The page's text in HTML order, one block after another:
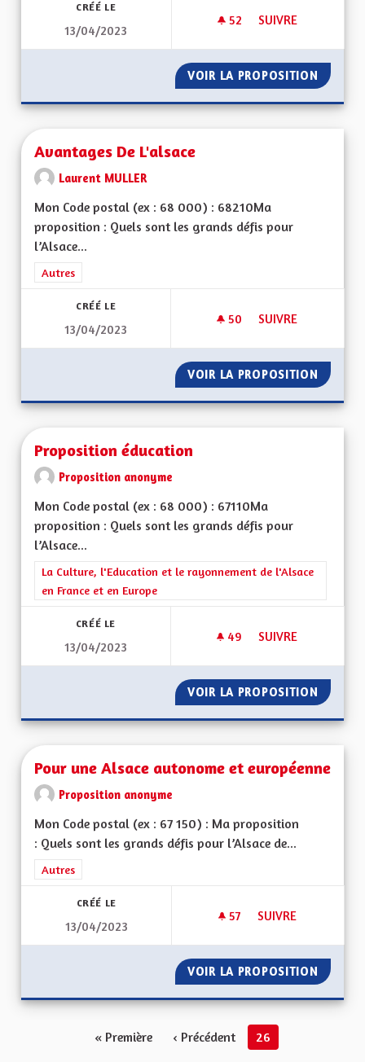
CRÉÉ LE
13/04/2023
52 52 ABONNÉS
SUIVRE
VOIR LA PROPOSITION MA
Avantages De L'alsace
Laurent MULLER
Mon Code postal (ex : 68 000) : 68210Ma
proposition : Quels sont les grands défis pour
l’Alsace...
Filtrer les résultats de la catégorie : Autres
Autres
CRÉÉ LE
13/04/2023
50 50 ABONNÉS
SUIVRE
VOIR LA PROPOSITION
Proposition éducation
Proposition anonyme
Mon Code postal (ex : 68 000) : 67110Ma
proposition : Quels sont les grands défis pour
l’Alsace...
Filtrer les résultats de la catégorie : La Culture, l'Education et
La Culture, l'Education et le rayonnement de l'Alsace
en France et en Europe
CRÉÉ LE
13/04/2023
49 49 ABONNÉS
SUIVRE
VOIR LA PROPOSITION
Pour une Alsace autonome et européenne
Proposition anonyme
Mon Code postal (ex : 67 150) : Ma proposition
: Quels sont les grands défis pour l’Alsace de...
Filtrer les résultats de la catégorie : Autres
Autres
CRÉÉ LE
13/04/2023
57 57 ABONNÉS
SUIVRE
VOIR LA PROPOSITION POUR
« Première ‹ Précédent 26